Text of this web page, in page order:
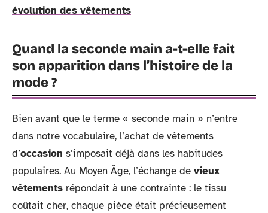
évolution des vêtements
Quand la seconde main a-t-elle fait
son apparition dans l’histoire de la
mode ?
Bien avant que le terme « seconde main » n’entre
dans notre vocabulaire, l’achat de vêtements
d’occasion s’imposait déjà dans les habitudes
populaires. Au Moyen Âge, l’échange de vieux
vêtements répondait à une contrainte : le tissu
coûtait cher, chaque pièce était précieusement